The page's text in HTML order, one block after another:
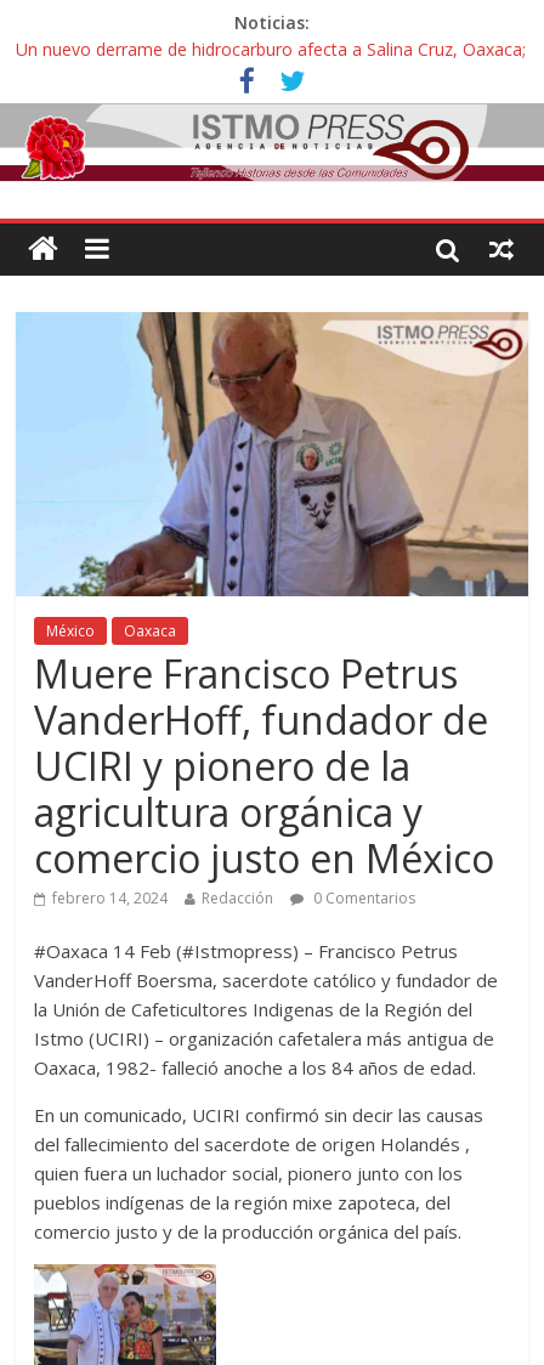
Noticias:
Un nuevo derrame de hidrocarburo afecta a Salina Cruz, Oaxaca;
ahora pescadores de Salinas del Marqués denuncian daños de
Pemex
Ángel, el joven autista expulsado por la Universidad Bienestar de
Ixtepec, Oaxaca vuelve a las aulas tras amparo
Familiares de periodista Alejandro Leyva se reúnen con titular de
intelectuales de su asesinato
Alertan pescadores de Juchitán, Oaxaca de nuevo despojo de su
Pescadores y comuneros ikoots detienen la extracción ilegal de
material pétreo de gravera Oyamel
México Oaxaca
Muere Francisco Petrus
VanderHoff, fundador de
UCIRI y pionero de la
agricultura orgánica y
comercio justo en México
febrero 14, 2024 Redacción 0 Comentarios
#Oaxaca 14 Feb (#Istmopress) – Francisco Petrus
VanderHoff Boersma, sacerdote católico y fundador de
la Unión de Cafeticultores Indigenas de la Región del
Istmo (UCIRI) – organización cafetalera más antigua de
Oaxaca, 1982- falleció anoche a los 84 años de edad.
En un comunicado, UCIRI confirmó sin decir las causas
del fallecimiento del sacerdote de origen Holandés ,
quien fuera un luchador social, pionero junto con los
pueblos indígenas de la región mixe zapoteca, del
comercio justo y de la producción orgánica del país.